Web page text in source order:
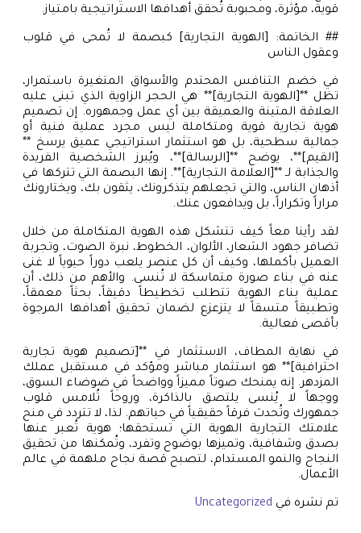
قوية، مؤثرة، ومحبوبة تُحقق أهدافها الاستراتيجية بامتياز.
## الخاتمة: [الهوية التجارية] كبصمة لا تُمحى في قلوب
وعقول الناس
في خضم التنافس المحتدم والأسواق المتغيرة باستمرار،
تظل **[الهوية التجارية]** هي الحجر الزاوية الذي تبنى عليه
العلاقة المتينة والعميقة بين أي عمل وجمهوره. إن تصميم
هوية تجارية قوية ومتكاملة ليس مجرد عملية فنية أو
جمالية سطحية، بل هو استثمار استراتيجي عميق يرسخ **
[القيم]**، يوضح **[الرسالة]**، ويُبرز الشخصية الفريدة
والجذابة لـ **[العلامة التجارية]**. إنها البصمة التي تتركها في
أذهان الناس، والتي تجعلهم يتذكرونك، يثقون بك، ويختارونك
مراراً وتكراراً، بل ويدافعون عنك.
لقد رأينا معاً كيف تتشكل هذه الهوية المتكاملة من خلال
تضافر جهود الشعار، الألوان، الخطوط، نبرة الصوت، وتجربة
العميل بأكملها، وكيف أن كل عنصر يلعب دوراً حيوياً لا غنى
عنه في بناء صورة متماسكة لا تُنسى. والأهم من ذلك، أن
عملية بناء الهوية تتطلب تخطيطاً دقيقاً، بحثاً معمقاً،
وتطبيقاً متسقاً لا يتزعزع لضمان تحقيق أهدافها المرجوة
بأقصى فعالية.
في نهاية المطاف، الاستثمار في **[تصميم هوية تجارية
احترافية]** هو استثمار مباشر ومؤكد في مستقبل عملك
المزدهر. إنه يمنحك صوتاً مميزاً وواضحاً في ضوضاء السوق،
ووجهاً لا يُنسى يلتصق بالذاكرة، وروحاً تُلامس قلوب
جمهورك وتُحدث فرقاً حقيقياً في حياتهم. لذا، لا تتردد في منح
علامتك التجارية الهوية التي تستحقها؛ هوية تُعبر عنها
بصدق وشفافية، وتميزها بوضوح وتفرد، وتُمكنها من تحقيق
النجاح والنمو المستدام، لتصبح قصة نجاح ملهمة في عالم
الأعمال.
تم نشره في Uncategorized